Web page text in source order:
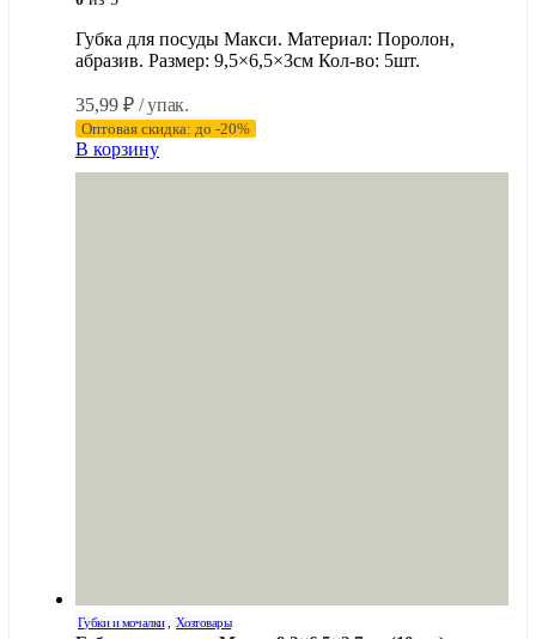
Губка для посуды Макси. Материал: Поролон,
абразив. Размер: 9,5×6,5×3см Кол-во: 5шт.
35,99 ₽ / упак.
Оптовая скидка: до -20%
В корзину
Губки и мочалки, Хозтовары